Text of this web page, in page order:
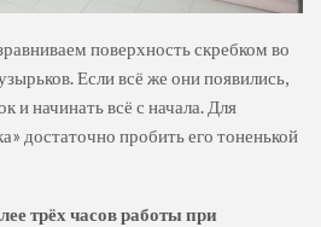
поверхность скребком во
Если всё же они появились,
и начинать всё с начала. Для
достаточно пробить его тоненькой
трёх часов работы при